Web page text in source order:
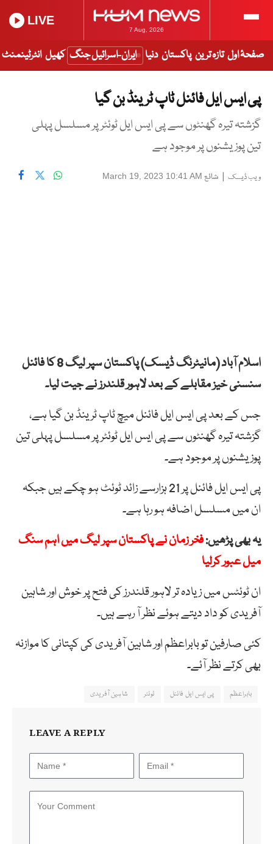
7 Aug, 2026
LIVE
صفحۂ اول تازہ ترین پاکستان دنیا ایران-اسرائیل جنگ کھیل انٹرٹینمنٹ
پی ایس ایل فائنل ٹاپ ٹرینڈ بن گیا
گزشتہ تیرہ گھنٹوں سے پی ایس ایل ٹوئٹر پر مسلسل پہلی
تین پوزیشنوں پر موجود ہے
ویب ڈیسک | شائع March 19, 2023 10:41 AM
اسلام آباد (مانیٹرنگ ڈیسک) پاکستان سپر لیگ 8 کا فائنل
سنسنی خیز مقابلے کے بعد لاہور قلندرز نے جیت لیا۔
جس کے بعد پی ایس ایل فائنل میچ ٹاپ ٹرینڈ بن گیا ہے،
گزشتہ تیرہ گھنٹوں سے پی ایس ایل ٹوئٹر پر مسلسل پہلی تین
پوزیشنوں پر موجود ہے۔
پی ایس ایل فائنل پر 21 ہزارسے زائد ٹوئٹ ہو چکے ہیں جبکہ
ان میں مسلسل اضافہ ہو رہا ہے۔
یہ بھی پڑھیں:فخر زمان نے پاکستان سپر لیگ میں اہم سنگ
میل عبور کرلیا
ان ٹوئٹس میں زیادہ تر لاہور قلندرز کی فتح پر خوش اور شاہین
آفریدی کو داد دیتے ہوئے نظر آ رہے ہیں۔
کئی صارفین تو بابراعظم اور شاہین آفریدی کی کپتانی کا موازنہ
بھی کرتے نظر آئے۔
بابراعظم پی ایس ایل فائنل ٹوئٹر شاہین آفریدی
LEAVE A REPLY